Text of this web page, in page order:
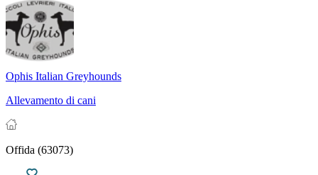
Ophis Italian Greyhounds
Allevamento di cani
Offida (63073)